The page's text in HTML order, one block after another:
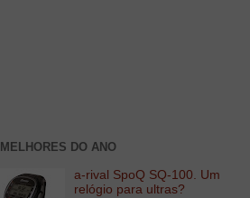
MELHORES DO ANO
a-rival SpoQ SQ-100. Um
relógio para ultras?